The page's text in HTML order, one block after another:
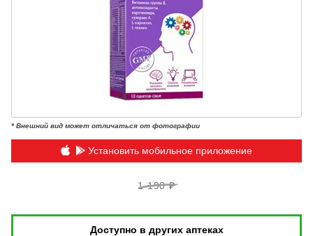
* Внешний вид может отличаться от фотографии
Установить мобильное приложение
1 190 ₽
Доступно в других аптеках